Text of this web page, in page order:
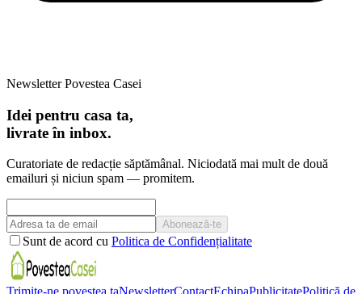
Newsletter Povestea Casei
Idei pentru casa ta,
livrate în inbox.
Curatoriate de redacție săptămânal. Niciodată mai mult de două
emailuri și niciun spam — promitem.
Abonează-te
Sunt de acord cu Politica de Confidențialitate